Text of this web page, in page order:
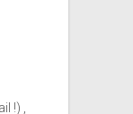
!) ,